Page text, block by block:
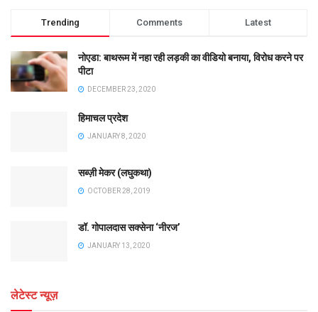
Trending Comments Latest
नोएडा: बाथरूम में नहा रही लड़की का वीडियो बनाया, विरोध करने पर
पीटा
DECEMBER 23, 2020
हिमाचल प्रदेश
JANUARY 8, 2020
सब्ज़ी मेकर (लघुकथा)
OCTOBER 28, 2019
डॉ. गोपालदास सक्सेना ‘नीरज’
JANUARY 13, 2020
लेटेस्ट न्यूज़